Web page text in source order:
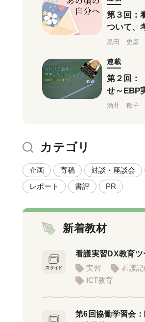
第３回：
ついて、
つての私へ
黒田 史彦
連載
第２回：
せ～EBP
酒井 郁子
カテゴリ
企画 寄稿 対談・座談会
レポート
書評 PR
新着教材
看護実習DX教育ツ
実習
看護記
ICT教育
第6回協働学習会